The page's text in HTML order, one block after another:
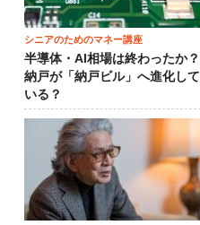
シニアのためのマネー講座
半導体・AI相場は終わったか？
納戸が「納戸ビル」へ進化して
いる？